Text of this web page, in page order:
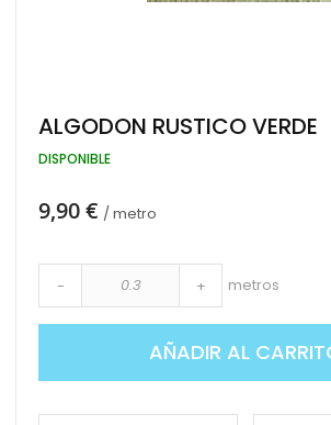
Saltar
al
comienzo
galería
ALGODON RUSTICO VERDE
DISPONIBLE
9,90 € / metro
- + metros
AÑADIR AL